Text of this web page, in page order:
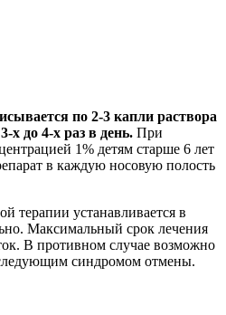
по 2-3 капли раствора
х до 4-х раз в день. При
1% детям старше 6 лет
в каждую носовую полость
терапии устанавливается в
Максимальный срок лечения
В противном случае возможно
синдромом отмены.